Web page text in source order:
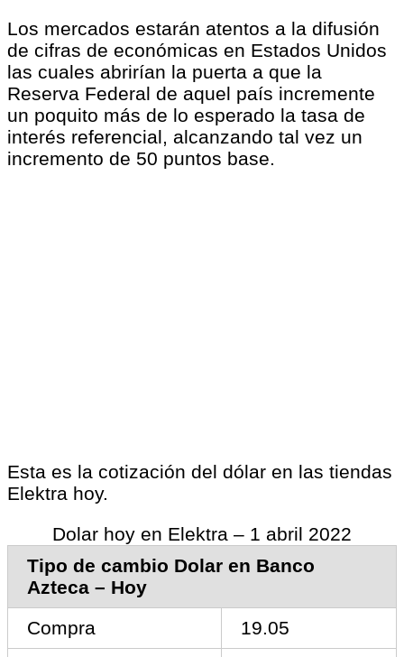
Los mercados estarán atentos a la difusión
de cifras de económicas en Estados Unidos
las cuales abrirían la puerta a que la
Reserva Federal de aquel país incremente
un poquito más de lo esperado la tasa de
interés referencial, alcanzando tal vez un
incremento de 50 puntos base.
Esta es la cotización del dólar en las tiendas
Elektra hoy.
Dolar hoy en Elektra – 1 abril 2022
Tipo de cambio Dolar en Banco
Azteca – Hoy
Compra
19.05